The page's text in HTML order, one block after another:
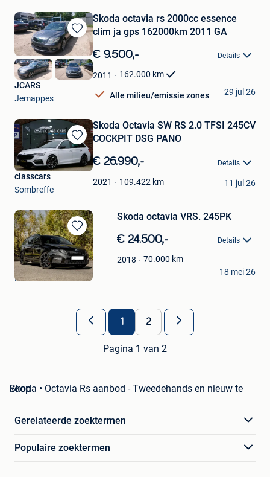
Bewaren
in
Mijn
Favorieten
Skoda octavia rs 2000cc essence
clim ja gps 162000km 2011 GA
€ 9.500,- Details
2011 162.000 km
Alle milieu/emissie zones
JCARS
Jemappes
29 jul 26
Bewaren
in
Mijn
Favorieten
Skoda Octavia SW RS 2.0 TFSI 245CV
COCKPIT DSG PANO
€ 26.990,- Details
2021 109.422 km
classcars
Sombreffe
11 jul 26
Bewaren
in
Mijn
Favorieten
Skoda octavia VRS. 245PK
€ 24.500,- Details
2018 70.000 km
Bradley Dumont
Mortsel
18 mei 26
1 2
Pagina 1 van 2
Skoda • Octavia Rs aanbod - Tweedehands en nieuw te koop
Gerelateerde zoektermen
Populaire zoektermen